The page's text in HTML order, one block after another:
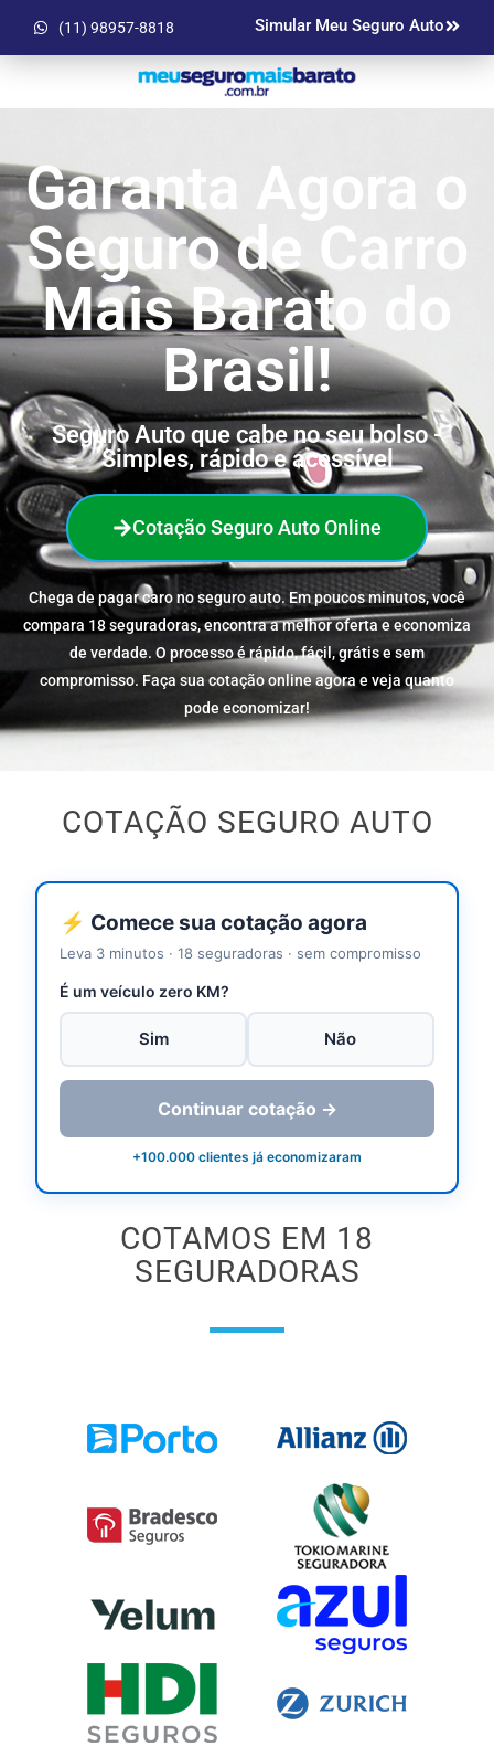
(11) 98957-8818 Simular Meu Seguro Auto
Garanta Agora o
Seguro de Carro
Mais Barato do
Brasil!
Seguro Auto que cabe no seu bolso -
Simples, rápido e acessível
Cotação Seguro Auto Online
Chega de pagar caro no seguro auto. Em poucos minutos, você
compara 18 seguradoras, encontra a melhor oferta e economiza
de verdade. O processo é rápido, fácil, grátis e sem
compromisso. Faça sua cotação online agora e veja quanto
pode economizar!
COTAÇÃO SEGURO AUTO
⚡ Comece sua cotação agora
Leva 3 minutos · 18 seguradoras · sem compromisso
É um veículo zero KM?
Sim Não
Continuar cotação →
+100.000 clientes já economizaram
COTAMOS EM 18
SEGURADORAS